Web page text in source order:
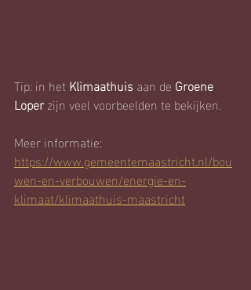
Tip: in het Klimaathuis aan de Groene
Loper zijn veel voorbeelden te bekijken.
Meer informatie:
https://www.gemeentemaastricht.nl/bou
wen-en-verbouwen/energie-en-
klimaat/klimaathuis-maastricht